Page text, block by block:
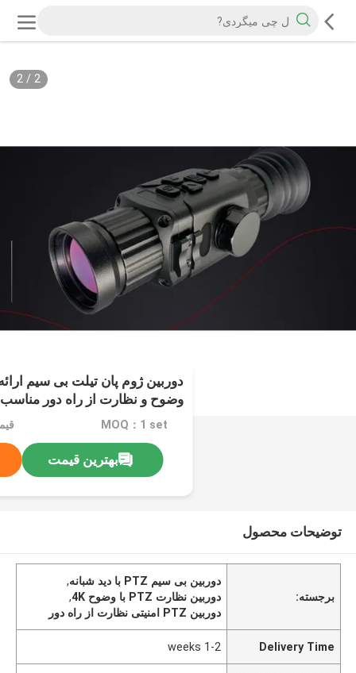
2
/
2
وضوح و نظارت از راه دور مناسب
MOQ：1 set
بهترین قیمت
توضیحات محصول
برجسته:
دوربین بی سیم PTZ با دید شبانه
,
دوربین نظارت PTZ با وضوح 4K
,
دوربین PTZ امنیتی نظارت از راه دور
Delivery Time
1-2 weeks